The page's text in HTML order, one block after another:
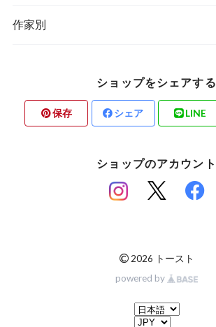
ステーショナリー
作家別
ショップをシェアする
保存 シェア LINE
ショップのアカウント
© 2026 トースト
powered by